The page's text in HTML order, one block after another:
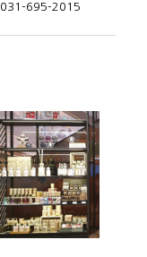
031-695-2015